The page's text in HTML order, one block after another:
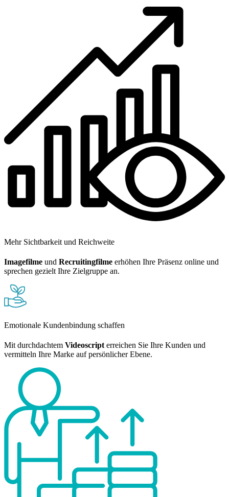
Mehr Sichtbarkeit und Reichweite
Imagefilme und Recruitingfilme erhöhen Ihre Präsenz online und
sprechen gezielt Ihre Zielgruppe an.
Emotionale Kundenbindung schaffen
Mit durchdachtem Videoscripterreichen Sie Ihre Kunden und
vermitteln Ihre Marke auf persönlicher Ebene.